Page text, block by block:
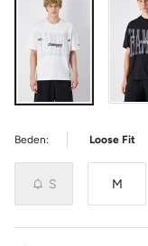
Beden: Loose Fit
S M